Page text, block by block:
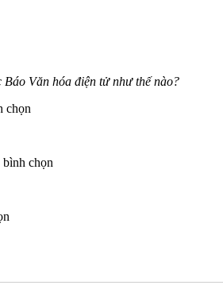
Văn hóa điện tử như thế nào?
chọn
bình chọn